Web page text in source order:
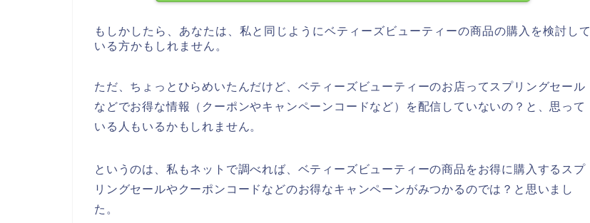
もしかしたら、あなたは、私と同じようにベティーズビューティーの商品の購入を検討して
いる方かもしれません。
ただ、ちょっとひらめいたんだけど、ベティーズビューティーのお店ってスプリングセール
などでお得な情報（クーポンやキャンペーンコードなど）を配信していないの？と、思って
いる人もいるかもしれません。
というのは、私もネットで調べれば、ベティーズビューティーの商品をお得に購入するスプ
リングセールやクーポンコードなどのお得なキャンペーンがみつかるのでは？と思いまし
た。